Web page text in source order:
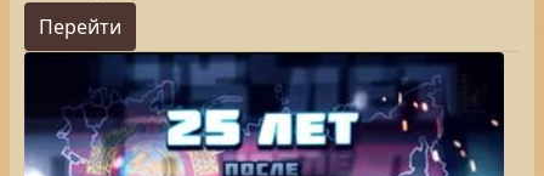
Перейти